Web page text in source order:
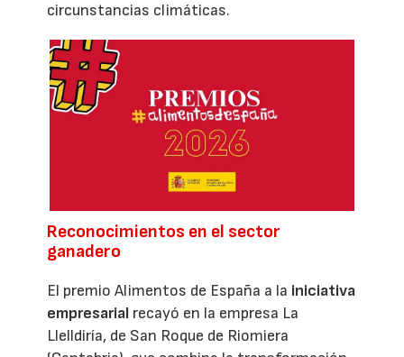
circunstancias climáticas.
Reconocimientos en el sector
ganadero
El premio Alimentos de España a la iniciativa
empresarial recayó en la empresa La
Llelldiría, de San Roque de Riomiera